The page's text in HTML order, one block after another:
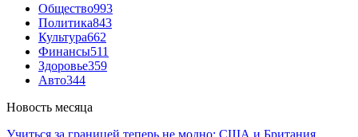
Общество993
Политика843
Культура662
Финансы511
Здоровье359
Авто344
Новость месяца
Учиться за границей теперь не модно: США и Британия